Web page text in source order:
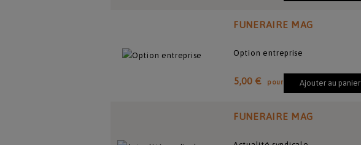
FUNERAIRE MAG
Option entreprise
5,00 € pour Ajouter au panier
FUNERAIRE MAG